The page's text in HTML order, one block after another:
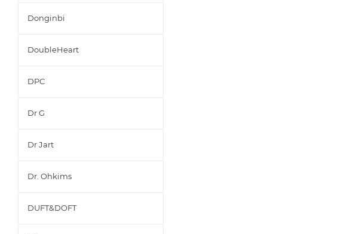
Donginbi
DoubleHeart
DPC
Dr G
Dr Jart
Dr. Ohkims
DUFT&DOFT